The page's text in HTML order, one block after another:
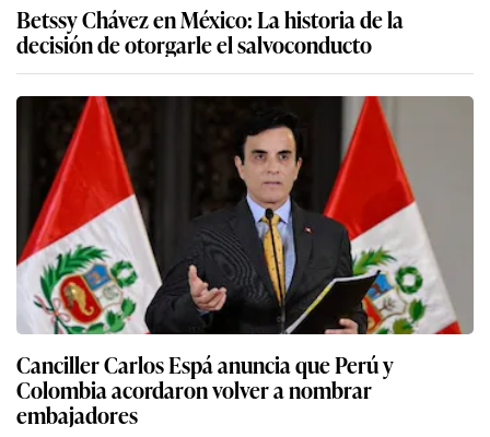
Betssy Chávez en México: La historia de la
decisión de otorgarle el salvoconducto
Canciller Carlos Espá anuncia que Perú y
Colombia acordaron volver a nombrar
embajadores